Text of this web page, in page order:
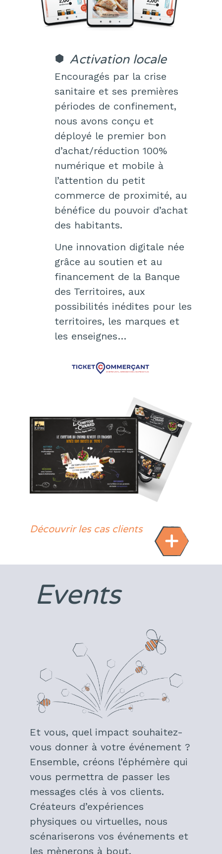
Activation locale
Encouragés par la crise
sanitaire et ses premières
périodes de confinement,
nous avons conçu et
déployé le premier bon
d’achat/réduction 100%
numérique et mobile à
l’attention du petit
commerce de proximité, au
bénéfice du pouvoir d’achat
des habitants.
Une innovation digitale née
grâce au soutien et au
financement de la Banque
des Territoires, aux
possibilités inédites pour les
territoires, les marques et
les enseignes…
Découvrir les cas clients
Events
Et vous, quel impact souhaitez-
vous donner à votre événement ?
Ensemble, créons l’éphémère qui
vous permettra de passer les
messages clés à vos clients.
Créateurs d’expériences
physiques ou virtuelles, nous
scénariserons vos événements et
les mènerons à bout.